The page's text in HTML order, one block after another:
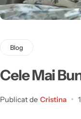
Blog
Cele Mai
Publicat de Cristina